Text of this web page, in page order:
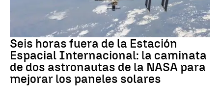
Seis horas fuera de la Estación
Espacial Internacional: la caminata
de dos astronautas de la NASA para
mejorar los paneles solares